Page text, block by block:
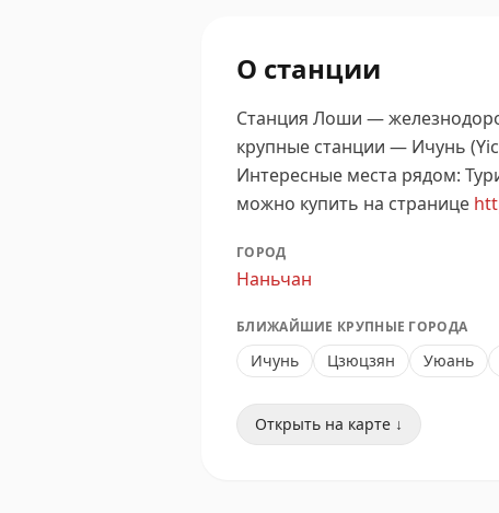
О станции
Станция Лоши —
крупные станции — Ичунь
Интересные места рядом:
можно купить на странице
ГОРОД
Наньчан
БЛИЖАЙШИЕ КРУПНЫЕ ГОРОДА
Ичунь Цзюцзян Уюань
Открыть на карте ↓